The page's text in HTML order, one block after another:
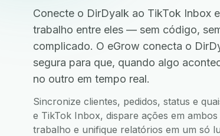
Conecte o DirDyalk ao TikTok Inbox
trabalho entre eles — sem código,
complicado. O eGrow conecta o
segura para que, quando algo
no outro em tempo real.
Sincronize clientes, pedidos, status e
e TikTok Inbox, dispare ações em
trabalho e unifique relatórios em um só